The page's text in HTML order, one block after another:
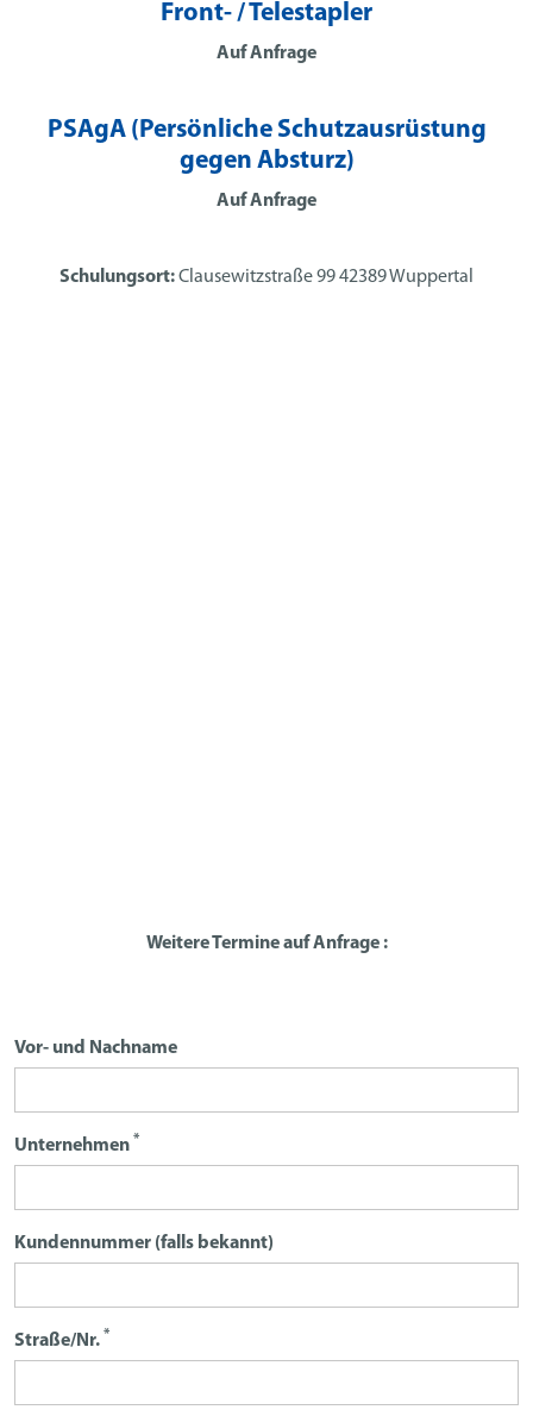
Front- / Telestapler
Auf Anfrage
PSAgA (Persönliche Schutzausrüstung
gegen Absturz)
Auf Anfrage
Schulungsort:Clausewitzstraße 99 42389 Wuppertal
Weitere Termine auf Anfrage :
Vor- und Nachname
Unternehmen *
Kundennummer (falls bekannt)
Straße/Nr. *